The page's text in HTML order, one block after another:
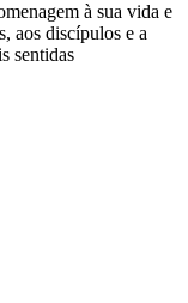
à sua vida e
aos discípulos e a
sentidas